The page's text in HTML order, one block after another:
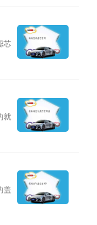
芯
就
盖